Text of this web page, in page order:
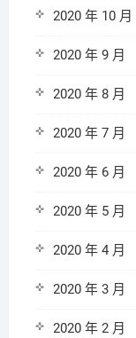
2020 年 10 月
2020 年 9 月
2020 年 8 月
2020 年 7 月
2020 年 6 月
2020 年 5 月
2020 年 4 月
2020 年 3 月
2020 年 2 月